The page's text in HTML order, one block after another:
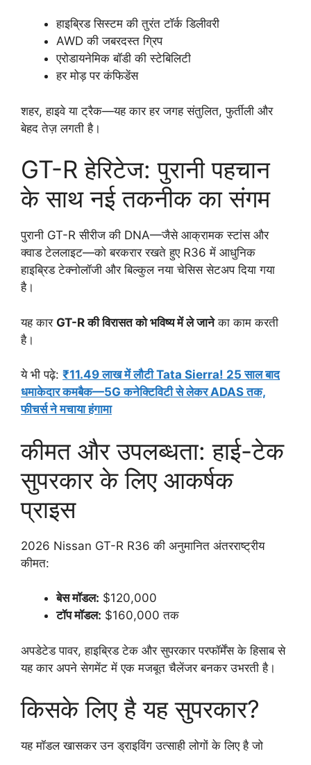
हाइब्रिड सिस्टम की तुरंत टॉर्क डिलीवरी
AWD की जबरदस्त ग्रिप
एरोडायनेमिक बॉडी की स्टेबिलिटी
हर मोड़ पर कंफिडेंस
शहर, हाइवे या ट्रैक—यह कार हर जगह संतुलित, फुर्तीली और
बेहद तेज़ लगती है।
GT-R हेरिटेज: पुरानी पहचान
के साथ नई तकनीक का संगम
पुरानी GT-R सीरीज की DNA—जैसे आक्रामक स्टांस और
क्वाड टेललाइट—को बरकरार रखते हुए R36 में आधुनिक
हाइब्रिड टेक्नोलॉजी और बिल्कुल नया चेसिस सेटअप दिया गया
है।
यह कार GT-R की विरासत को भविष्य में ले जानेका काम करती
है।
ये भी पढ़े: ₹11.49 लाख में लौटी Tata Sierra! 25 साल बाद
धमाकेदार कमबैक—5G कनेक्टिविटी से लेकर ADAS तक,
फीचर्स ने मचाया हंगामा
कीमत और उपलब्धता: हाई-टेक
सुपरकार के लिए आकर्षक
प्राइस
2026 Nissan GT-R R36 की अनुमानित अंतरराष्ट्रीय
कीमत:
बेस मॉडल: $120,000
टॉप मॉडल: $160,000 तक
अपडेटेड पावर, हाइब्रिड टेक और सुपरकार परफॉर्मेंस के हिसाब से
यह कार अपने सेगमेंट में एक मजबूत चैलेंजर बनकर उभरती है।
किसके लिए है यह सुपरकार?
यह मॉडल खासकर उन ड्राइविंग उत्साही लोगों के लिए है जो